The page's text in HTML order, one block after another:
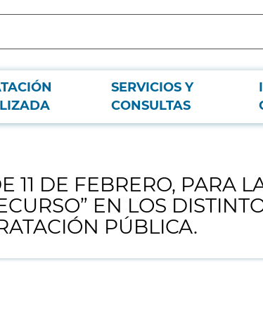
SERVICIOS Y
CONSULTAS
DE LOS DENOMINADOS “PIES DE RECURSO” EN
11 DE FEBRERO, PARA
EN LOS
PÚBLICA.